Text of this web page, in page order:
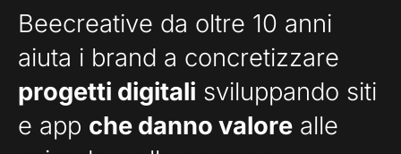
Beecreative da oltre 10 anni
aiuta i brand a concretizzare
progetti digitali sviluppando siti
e app che danno valore alle